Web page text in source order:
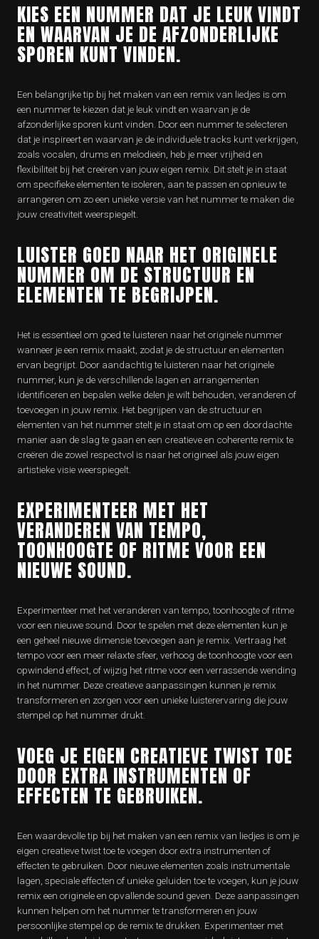
KIES EEN NUMMER DAT JE LEUK VINDT
EN WAARVAN JE DE AFZONDERLIJKE
SPOREN KUNT VINDEN.
Een belangrijke tip bij het maken van een remix van liedjes is om
een nummer te kiezen dat je leuk vindt en waarvan je de
afzonderlijke sporen kunt vinden. Door een nummer te selecteren
dat je inspireert en waarvan je de individuele tracks kunt verkrijgen,
zoals vocalen, drums en melodieën, heb je meer vrijheid en
flexibiliteit bij het creëren van jouw eigen remix. Dit stelt je in staat
om specifieke elementen te isoleren, aan te passen en opnieuw te
arrangeren om zo een unieke versie van het nummer te maken die
jouw creativiteit weerspiegelt.
LUISTER GOED NAAR HET ORIGINELE
NUMMER OM DE STRUCTUUR EN
ELEMENTEN TE BEGRIJPEN.
Het is essentieel om goed te luisteren naar het originele nummer
wanneer je een remix maakt, zodat je de structuur en elementen
ervan begrijpt. Door aandachtig te luisteren naar het originele
nummer, kun je de verschillende lagen en arrangementen
identificeren en bepalen welke delen je wilt behouden, veranderen of
toevoegen in jouw remix. Het begrijpen van de structuur en
elementen van het nummer stelt je in staat om op een doordachte
manier aan de slag te gaan en een creatieve en coherente remix te
creëren die zowel respectvol is naar het origineel als jouw eigen
artistieke visie weerspiegelt.
EXPERIMENTEER MET HET
VERANDEREN VAN TEMPO,
TOONHOOGTE OF RITME VOOR EEN
NIEUWE SOUND.
Experimenteer met het veranderen van tempo, toonhoogte of ritme
voor een nieuwe sound. Door te spelen met deze elementen kun je
een geheel nieuwe dimensie toevoegen aan je remix. Vertraag het
tempo voor een meer relaxte sfeer, verhoog de toonhoogte voor een
opwindend effect, of wijzig het ritme voor een verrassende wending
in het nummer. Deze creatieve aanpassingen kunnen je remix
transformeren en zorgen voor een unieke luisterervaring die jouw
stempel op het nummer drukt.
VOEG JE EIGEN CREATIEVE TWIST TOE
DOOR EXTRA INSTRUMENTEN OF
EFFECTEN TE GEBRUIKEN.
Een waardevolle tip bij het maken van een remix van liedjes is om je
eigen creatieve twist toe te voegen door extra instrumenten of
effecten te gebruiken. Door nieuwe elementen zoals instrumentale
lagen, speciale effecten of unieke geluiden toe te voegen, kun je jouw
remix een originele en opvallende sound geven. Deze aanpassingen
kunnen helpen om het nummer te transformeren en jouw
persoonlijke stempel op de remix te drukken. Experimenteer met